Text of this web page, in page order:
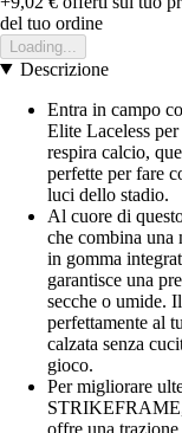
del tuo ordine
Loading...
Descrizione
Entra in campo
Elite Laceless
respira calcio,
perfette per fare
luci dello stadio.
Al cuore di
che combina una
in gomma
garantisce una
secche o umide.
perfettamente al
calzata senza
gioco.
Per migliorare
STRIKEFRAME,
offre una